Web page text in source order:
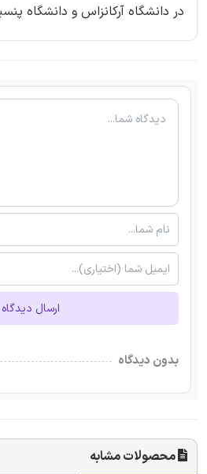
در دانشگاه آرکانزاس و دانشگاه
ارسال دیدگاه
بدون دیدگاه
محصولات مشابه